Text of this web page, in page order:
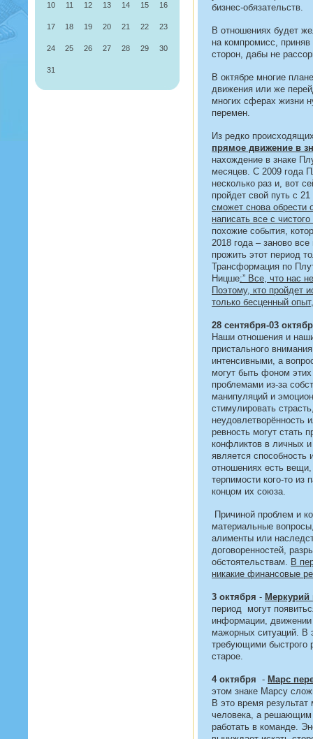
10 11 12 13 14 15 16
17 18 19 20 21 22 23
24 25 26 27 28 29 30
31
бизнес-обязательств.
В отношениях будет
на компромисс,
сторон, дабы не
В октябре многие
движения или же
многих сферах жизни
перемен.
Из редко
прямое движение в
нахождение в знаке
месяцев. С 2009 года
несколько раз и, вот
пройдет свой путь с
сможет снова обрести
написать все с
похожие события,
2018 года – заново
прожить этот период
Трансформация по
Ницше:” Все, что нас
Поэтому, кто пройдет
только бесценный
28 сентября-03
Наши отношения и
пристального
интенсивными, а
могут быть фоном
проблемами из-за
манипуляций и
стимулировать
неудовлетворённость
ревность могут стать
конфликтов в личных
является
отношениях есть
терпимости кого-то из
концом их союза.
Причиной проблем и
материальные
алименты или
договоренностей,
обстоятельствам. В
никакие финансовые
3 октября - Меркурий
период могут
информации,
мажорных ситуаций. В
требующими быстрого
старое.
4 октября - Марс
этом знаке Марсу
В это время
человека, а решающим
работать в команде.